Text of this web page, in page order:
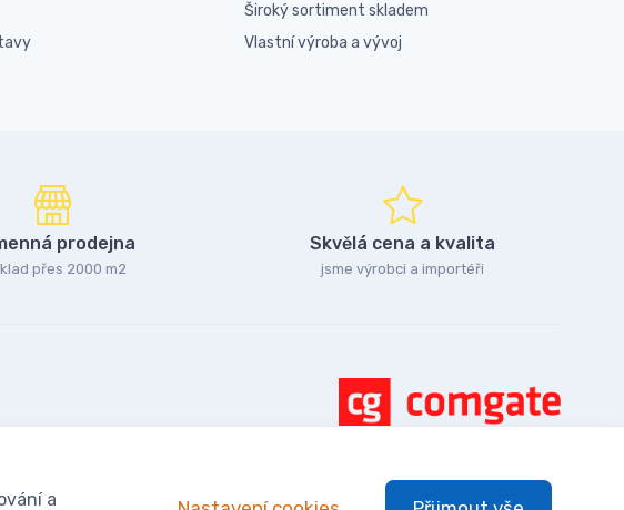
Široký sortiment skladem
Vlastní výroba a vývoj
prodejna
přes 2000 m2
Skvělá cena a kvalita
jsme výrobci a importéři
a